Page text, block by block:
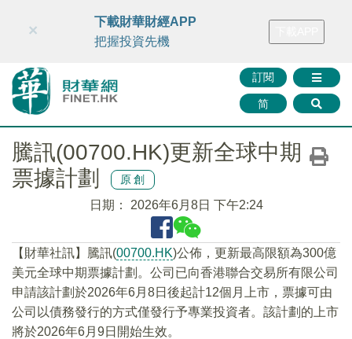
財華智庫網 FINTV FINMETA 財華證券 媒體矩陣
訂閱
简
×
下載財華財經APP
把握投資先機
騰訊(00700.HK)更新全球中期
票據計劃
原創
日期： 2026年6月8日 下午2:24
​【財華社訊】騰訊(00700.HK)公佈，更新最高限額為300億
美元全球中期票據計劃。公司已向香港聯合交易所有限公司
申請該計劃於2026年6月8日後起計12個月上市，票據可由
公司以債務發行的方式僅發行予專業投資者。該計劃的上市
將於2026年6月9日開始生效。